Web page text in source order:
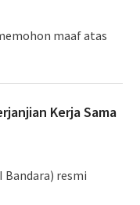
maaf atas
Kerja Sama
Bandara) resmi